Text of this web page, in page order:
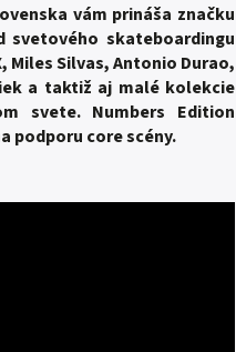
vám prináša značku
svetového skateboardingu
Miles Silvas, Antonio Durao,
a taktiž aj malé kolekcie
svete. Numbers Edition
podporu core scény.